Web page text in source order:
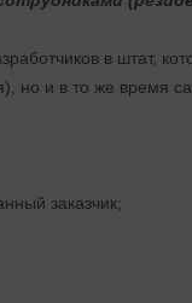
в штат,
но и в то же время
заказчик;